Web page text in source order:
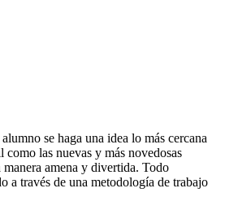
se haga una idea lo más cercana
las nuevas y más novedosas
manera amena y divertida. Todo
a través de una metodología de trabajo